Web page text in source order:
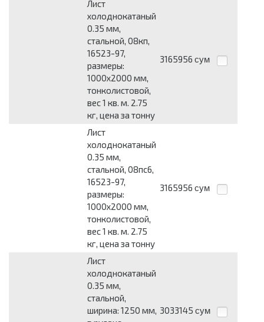
Лист
холоднокатаный
0.35 мм,
стальной, 08кп,
16523-97,
размеры:
1000x2000 мм,
тонколистовой,
вес 1 кв. м. 2.75
кг, цена за тонну
3165956 сум
Лист
холоднокатаный
0.35 мм,
стальной, 08пс6,
16523-97,
размеры:
1000x2000 мм,
тонколистовой,
вес 1 кв. м. 2.75
кг, цена за тонну
3165956 сум
Лист
холоднокатаный
0.35 мм,
стальной,
ширина: 1250 мм, 3033145 сум